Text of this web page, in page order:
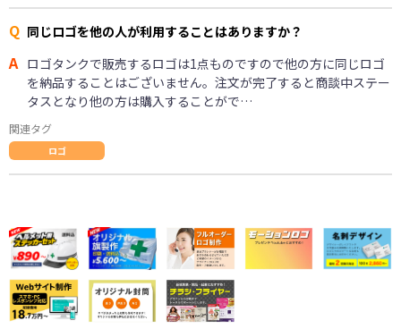
Q 同じロゴを他の人が利用することはありますか？
A ロゴタンクで販売するロゴは1点ものですので他の方に同じロゴ
を納品することはございません。注文が完了すると商談中ステー
タスとなり他の方は購入することがで…
関連タグ
ロゴ